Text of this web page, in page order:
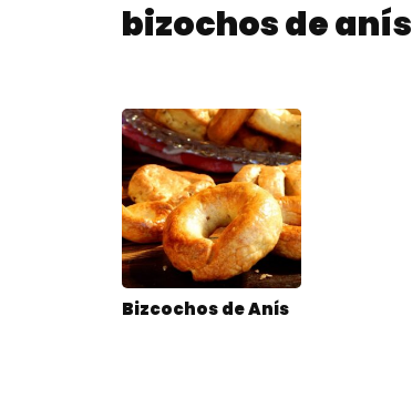
bizochos de anís
Bizcochos de Anís